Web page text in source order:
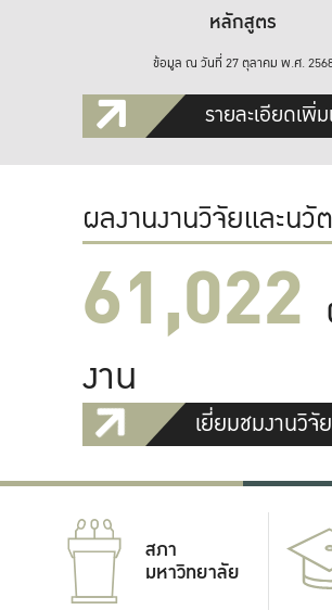
หลักสูตร
ข้อมูล ณ วันที่ 27 ตุลาคม พ.ศ.
รายละเอียดเพิ่
ผลงานงานวิจัยและนวั
61,022
งาน
เยี่ยมชมงานวิจั
สภา
มหาวิทยาลัย